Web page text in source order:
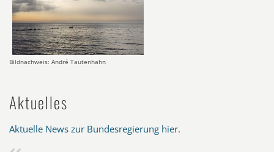
Bildnachweis: André Tautenhahn
Aktuelles
Aktuelle News zur Bundesregierung hier.